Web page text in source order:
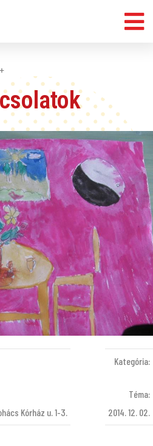
+
Kórház u. 1-3.
Kategória:
Téma:
2014. 12. 02.